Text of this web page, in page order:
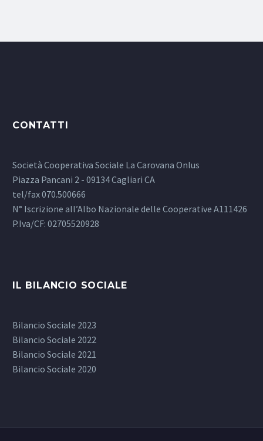
CONTATTI
Società Cooperativa Sociale La Carovana Onlus
Piazza Pancani 2 - 09134 Cagliari CA
tel/fax 070.500666
N° Iscrizione all’Albo Nazionale delle Cooperative A111426
P.Iva/CF: 02705520928
IL BILANCIO SOCIALE
Bilancio Sociale 2023
Bilancio Sociale 2022
Bilancio Sociale 2021
Bilancio Sociale 2020